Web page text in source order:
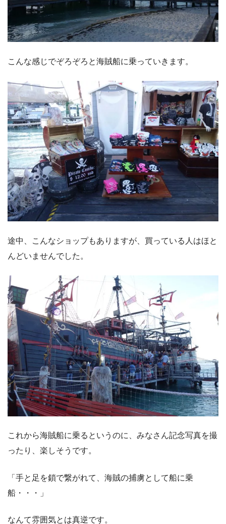
こんな感じでぞろぞろと海賊船に乗っていきます。
途中、こんなショップもありますが、買っている人はほと
んどいませんでした。
これから海賊船に乗るというのに、みなさん記念写真を撮
ったり、楽しそうです。
「手と足を鎖で繋がれて、海賊の捕虜として船に乗
船・・・」
なんて雰囲気とは真逆です。